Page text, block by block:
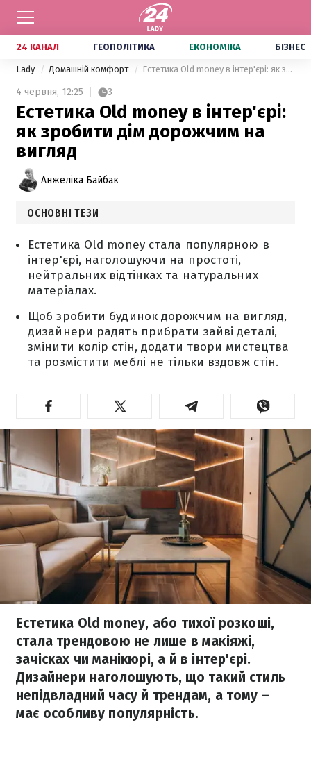
24 КАНАЛ ГЕОПОЛІТИКА ЕКОНОМІКА БІЗНЕС
Lady Домашній комфорт Естетика Old money в інтер'єрі: як зробити дім дорожчим на вигляд
4 червня, 12:25 3
Естетика Old money в інтер'єрі:
як зробити дім дорожчим на
вигляд
Анжеліка Байбак
ОСНОВНІ ТЕЗИ
Естетика Old money стала популярною в
інтер'єрі, наголошуючи на простоті,
нейтральних відтінках та натуральних
матеріалах.
Щоб зробити будинок дорожчим на вигляд,
дизайнери радять прибрати зайві деталі,
змінити колір стін, додати твори мистецтва
та розмістити меблі не тільки вздовж стін.
Естетика Old money, або тихої розкоші,
стала трендовою не лише в макіяжі,
зачісках чи манікюрі, а й в інтер'єрі.
Дизайнери наголошують, що такий стиль
непідвладний часу й трендам, а тому –
має особливу популярність.